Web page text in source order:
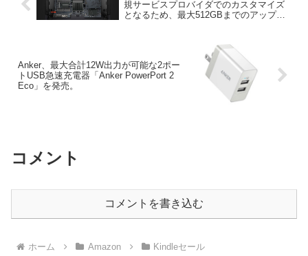
規サービスプロバイダでのカスタマイズ
となるため、最大512GBまでのアップグ
Anker、最大合計12W出力が可能な2ポー
トUSB急速充電器「Anker PowerPort 2
Eco」を発売。
コメント
コメントを書き込む
ホーム Amazon Kindleセール